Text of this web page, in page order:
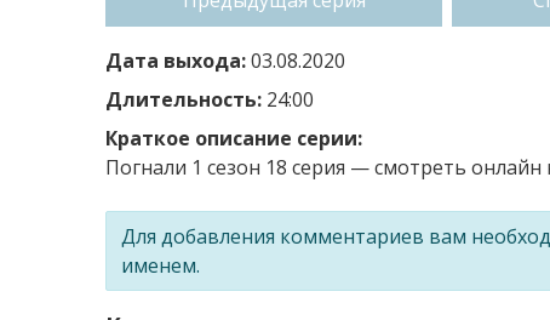
Дата выхода:03.08.2020
Длительность: 24:00
Краткое описание серии:
Погнали 1 сезон 18 серия — смотреть онлайн
Для добавления комментариев вам
именем.